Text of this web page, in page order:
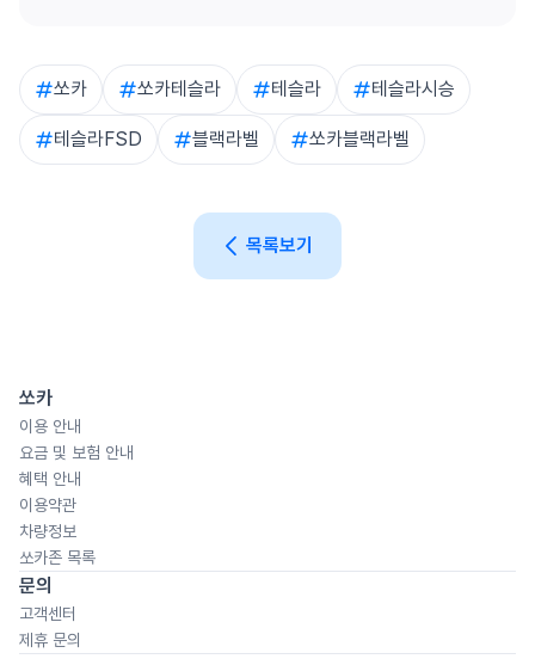
쏘카 쏘카테슬라 테슬라 테슬라시승
테슬라FSD 블랙라벨 쏘카블랙라벨
목록보기
쏘카
이용 안내
요금 및 보험 안내
혜택 안내
이용약관
차량정보
쏘카존 목록
문의
고객센터
제휴 문의